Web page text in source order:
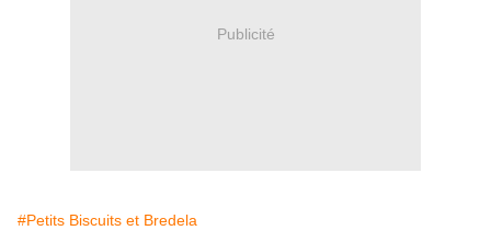
Publicité
#Petits Biscuits et Bredela